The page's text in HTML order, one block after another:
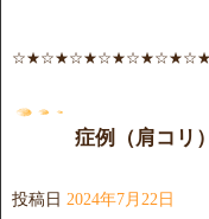
症例（肩コリ
投稿日 2024年7月22日